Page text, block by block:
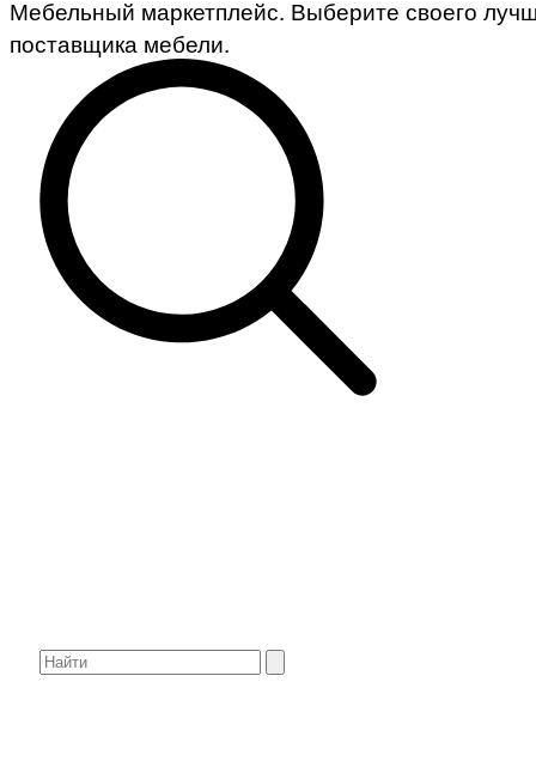
Мебельный маркетплейс. Выберите своего
поставщика мебели.